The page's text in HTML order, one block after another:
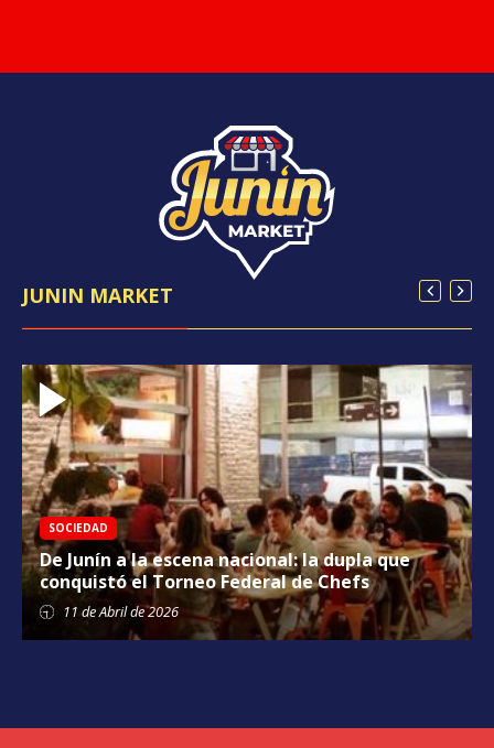
JUNIN MARKET
SOCIEDAD
De Junín a la escena nacional: la dupla que
conquistó el Torneo Federal de Chefs
11 deAbrilde 2026